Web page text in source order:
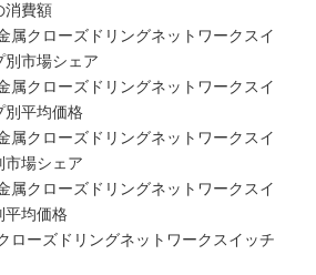
消費額
属クローズドリングネットワークスイ
別市場シェア
属クローズドリングネットワークスイ
別平均価格
属クローズドリングネットワークスイ
市場シェア
属クローズドリングネットワークスイ
平均価格
ローズドリングネットワークスイッチ